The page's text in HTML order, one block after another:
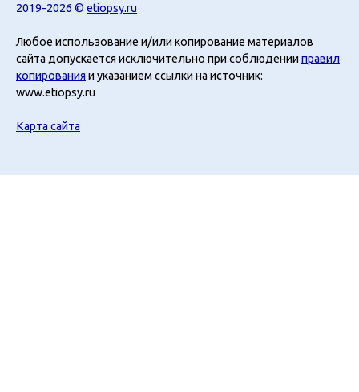
2019-2026 © etiopsy.ru
Любое использование и/или копирование материалов
сайта допускается исключительно при соблюденииправил
копирования и указанием ссылки на источник:
www.etiopsy.ru
Карта сайта